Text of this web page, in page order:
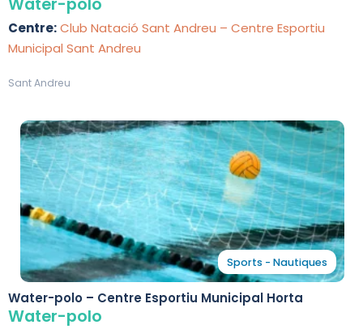
Water-polo
Centre:Club Natació Sant Andreu – Centre Esportiu
Municipal Sant Andreu
Sant Andreu
Sports - Nautiques
Water-polo – Centre Esportiu Municipal Horta
Water-polo